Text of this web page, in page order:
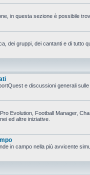
in questa sezione è possibile
dei gruppi, dei cantanti e di tutto
e discussioni generali
Evolution, Football Manager,
ed altre iniziative.
in campo nella più avvicente